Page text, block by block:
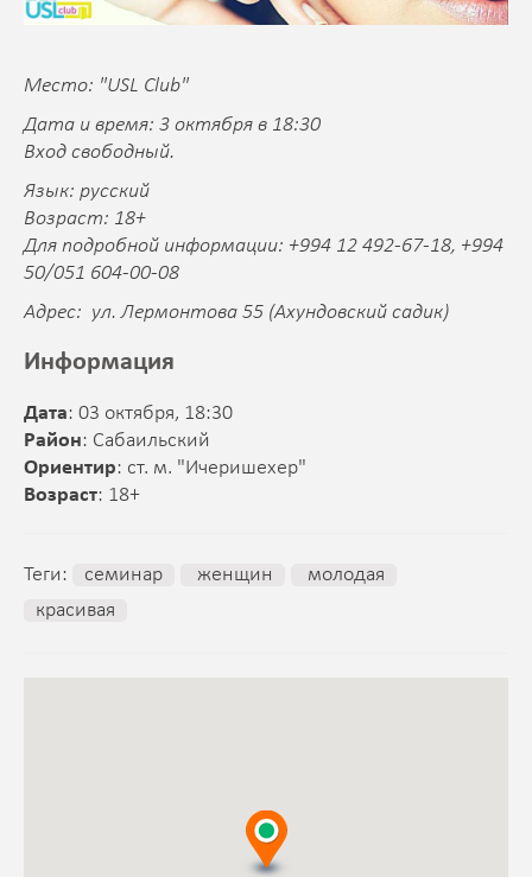
Место: "USL Club"
Дата и время: 3 октября в 18:30
Вход свободный.
Язык: русский
Возраст: 18+
Для подробной информации: +994 12 492-67-18, +994
50/051 604-00-08
Адрес: ул. Лермонтова 55 (Ахундовский садик)
Информация
Дата: 03 октября, 18:30
Район: Сабаильский
Ориентир: ст. м. "Ичеришехер"
Возраст: 18+
Теги: семинар женщин
молодая
красивая